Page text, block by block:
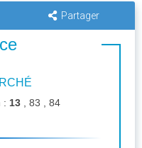
Partager
: 13
, 83 , 84